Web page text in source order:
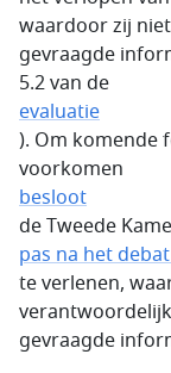
waardoor zij
gevraagde
5.2 van de
evaluatie
). Om komende
voorkomen
besloot
de Tweede
pas na het
te verlenen,
gevraagde